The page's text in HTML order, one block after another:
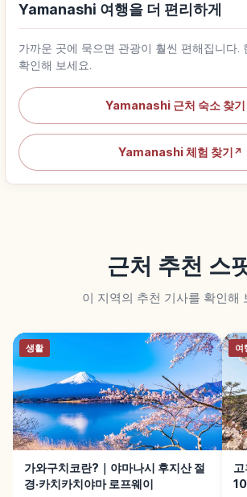
Yamanashi 여행을 더 편리하게
가까운 곳에 묵으면 관광이 훨씬 편해집니다.
확인해 보세요.
Yamanashi 근처 숙소 찾기
Yamanashi 체험 찾기 ↗
근처 추천 스
이 지역의 추천 기사를 확인해
생활
가와구치코란?｜야마나시 후지산 절
경·카치카치야마 로프웨이
여